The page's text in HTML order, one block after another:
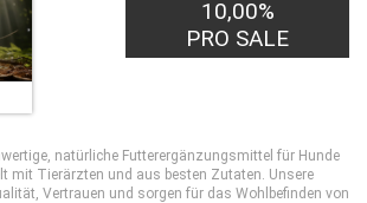
10,00%
PRO SALE
natürliche Futterergänzungsmittel für Hunde
mit Tierärzten und aus besten Zutaten. Unsere
Vertrauen und sorgen für das Wohlbefinden von